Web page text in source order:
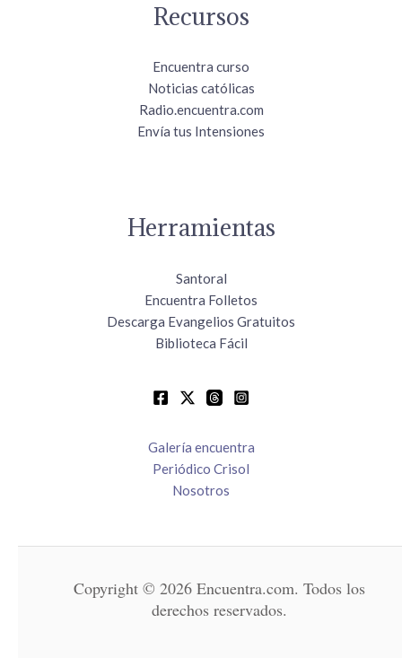
Recursos
Encuentra curso
Noticias católicas
Radio.encuentra.com
Envía tus Intensiones
Herramientas
Santoral
Encuentra Folletos
Descarga Evangelios Gratuitos
Biblioteca Fácil
Galería encuentra
Periódico Crisol
Nosotros
Copyright © 2026 Encuentra.com. Todos los
derechos reservados.